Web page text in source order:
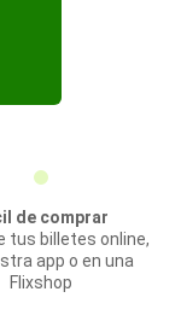
de comprar
tus billetes online,
app o en una
Flixshop